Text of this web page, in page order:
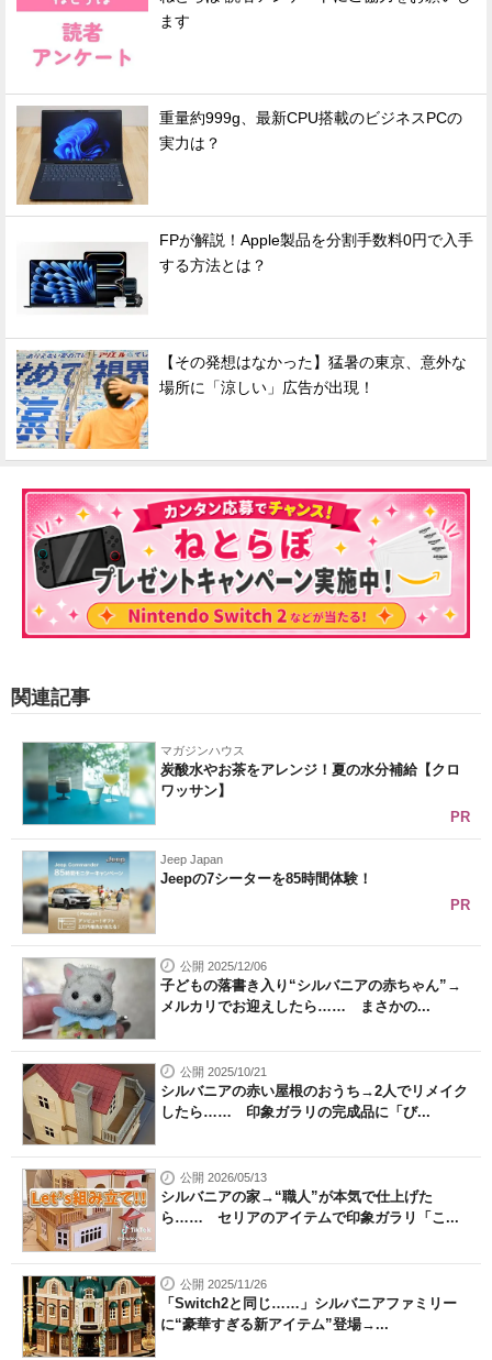
ます
重量約999g、最新CPU搭載のビジネスPCの
実力は？
FPが解説！Apple製品を分割手数料0円で入手
する方法とは？
【その発想はなかった】猛暑の東京、意外な
場所に「涼しい」広告が出現！
関連記事
マガジンハウス
炭酸水やお茶をアレンジ！夏の水分補給【クロ
ワッサン】
PR
Jeep Japan
Jeepの7シーターを85時間体験！
PR
公開 2025/12/06
子どもの落書き入り“シルバニアの赤ちゃん”→
メルカリでお迎えしたら…… まさかの...
公開 2025/10/21
シルバニアの赤い屋根のおうち→2人でリメイク
したら…… 印象ガラリの完成品に「び...
公開 2026/05/13
シルバニアの家→“職人”が本気で仕上げた
ら…… セリアのアイテムで印象ガラリ「こ...
公開 2025/11/26
「Switch2と同じ……」シルバニアファミリー
に“豪華すぎる新アイテム”登場→...